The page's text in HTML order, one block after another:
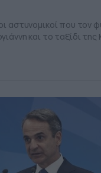
αστυνομικοί που τον
και το ταξίδι της